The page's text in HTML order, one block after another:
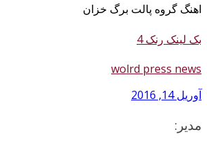
اهنگ گروه پالت برگ خزان
بک لینک رنک 4
wolrd press news
آوریل 14, 2016
مدیر: